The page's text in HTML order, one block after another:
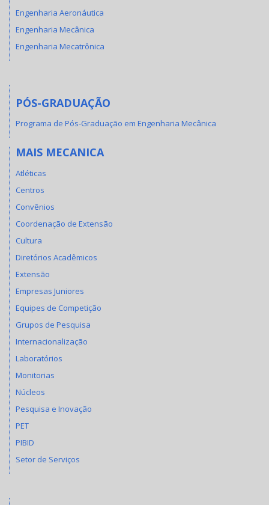
Engenharia Aeronáutica
Engenharia Mecânica
Engenharia Mecatrônica
PÓS-GRADUAÇÃO
Programa de Pós-Graduação em Engenharia Mecânica
MAIS MECANICA
Atléticas
Centros
Convênios
Coordenação de Extensão
Cultura
Diretórios Acadêmicos
Extensão
Empresas Juniores
Equipes de Competição
Grupos de Pesquisa
Internacionalização
Laboratórios
Monitorias
Núcleos
Pesquisa e Inovação
PET
PIBID
Setor de Serviços